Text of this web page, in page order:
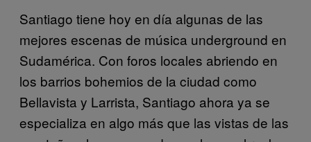
Santiago tiene hoy en día algunas de las
mejores escenas de música underground en
Sudamérica. Con foros locales abriendo en
los barrios bohemios de la ciudad como
Bellavista y Larrista, Santiago ahora ya se
especializa en algo más que las vistas de las